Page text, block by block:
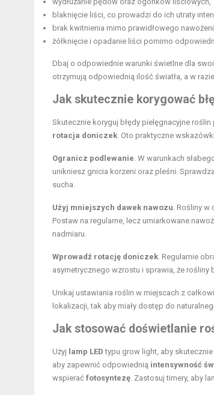
blaknięcie liści, co prowadzi do ich utraty
brak kwitnienia mimo prawidłowego
żółknięcie i opadanie liści pomimo
Dbaj o odpowiednie warunki świetlne dla
otrzymują odpowiednią ilość światła, a w
Jak skutecznie korygować
Skutecznie koryguj błędy pielęgnacyjne
rotacja doniczek . Oto praktyczne
Ogranicz podlewanie . W warunkach
unikniesz gnicia korzeni oraz pleśni.
sucha.
Użyj mniejszych dawek nawozu . Rośliny
Postaw na regularne, lecz umiarkowane
nadmiaru.
Wprowadź rotację doniczek . Regularnie
asymetrycznego wzrostu i sprawia, że
Unikaj ustawiania roślin w miejscach z
lokalizacji, tak aby miały dostęp do
Jak stosować doświetlanie
Użyj lamp LED typu grow light, aby
aby zapewnić odpowiednią intensywność
wspierać fotosyntezę . Zastosuj timery, aby